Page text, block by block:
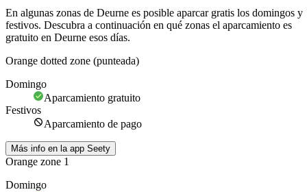
En algunas zonas de Deurne es posible aparcar gratis los domingos y
festivos. Descubra a continuación en qué zonas el aparcamiento es
gratuito en Deurne esos días.
Orange dotted zone (punteada)
Domingo
Aparcamiento gratuito
Festivos
Aparcamiento de pago
Más info en la app Seety
Orange zone 1
Domingo